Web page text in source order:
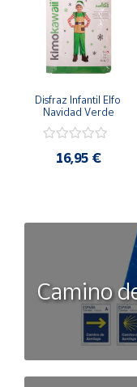
Disfraz Infantil Elfo
Navidad Verde
16,95 €
Camino